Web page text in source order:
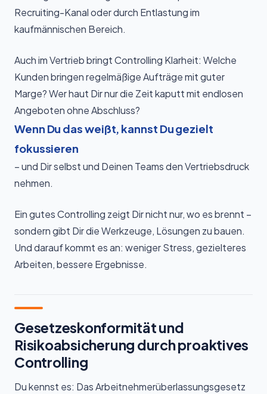
Recruiting-Kanal oder durch Entlastung im
kaufmännischen Bereich.
Auch im Vertrieb bringt Controlling Klarheit: Welche
Kunden bringen regelmäßige Aufträge mit guter
Marge? Wer haut Dir nur die Zeit kaputt mit endlosen
Angeboten ohne Abschluss?
Wenn Du das weißt, kannst Du gezielt
fokussieren
– und Dir selbst und Deinen Teams den Vertriebsdruck
nehmen.
Ein gutes Controlling zeigt Dir nicht nur, wo es brennt –
sondern gibt Dir die Werkzeuge, Lösungen zu bauen.
Und darauf kommt es an: weniger Stress, gezielteres
Arbeiten, bessere Ergebnisse.
Gesetzeskonformität und
Risikoabsicherung durch proaktives
Controlling
Du kennst es: Das Arbeitnehmerüberlassungsgesetz